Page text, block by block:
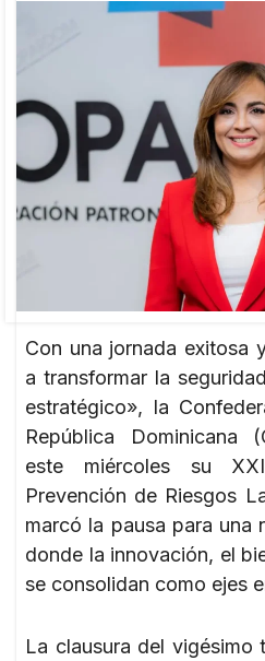
Con una jornada exitosa
a transformar la
estratégico», la
República Dominicana
este miércoles su
Prevención de Riesgos
marcó la pausa para una
donde la innovación, el
se consolidan como ejes
La clausura del vigésimo